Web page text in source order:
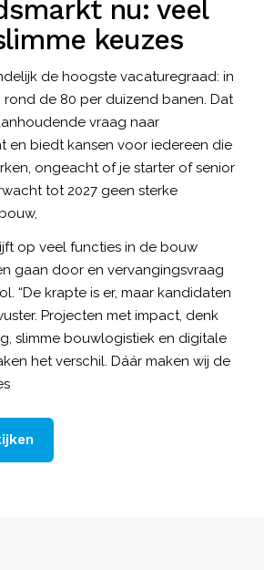
nu: veel
keuzes
de hoogste vacaturegraad: in
de 80 per duizend banen. Dat
vraag naar
en biedt kansen voor iedereen die
ongeacht of je starter of senior
tot 2027 geen sterke
op veel functies in de bouw
gaan door en vervangingsvraag
“De krapte is er, maar kandidaten
Projecten met impact, denk
slimme bouwlogistiek en digitale
het verschil. Dáár maken wij de